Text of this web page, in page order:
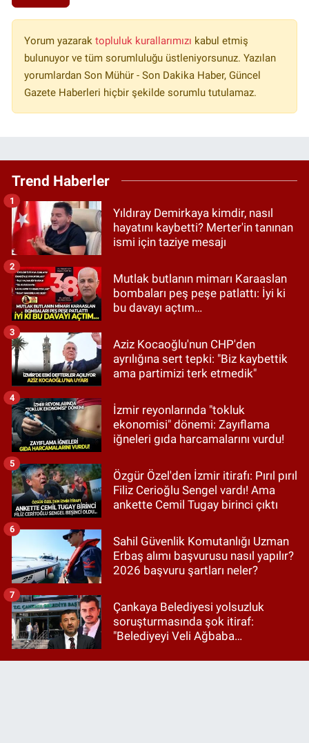
Yorum yazarak topluluk kurallarımızı kabul etmiş
bulunuyor ve tüm sorumluluğu üstleniyorsunuz. Yazılan
yorumlardan Son Mühür - Son Dakika Haber, Güncel
Gazete Haberleri hiçbir şekilde sorumlu tutulamaz.
Trend Haberler
Yıldıray Demirkaya kimdir, nasıl
hayatını kaybetti? Merter'in tanınan
ismi için taziye mesajı
1
Mutlak butlanın mimarı Karaaslan
bombaları peş peşe patlattı: İyi ki
bu davayı açtım…
2
Aziz Kocaoğlu'nun CHP'den
ayrılığına sert tepki: "Biz kaybettik
ama partimizi terk etmedik"
3
İzmir reyonlarında "tokluk
ekonomisi" dönemi: Zayıflama
iğneleri gıda harcamalarını vurdu!
4
Özgür Özel'den İzmir itirafı: Pırıl pırıl
Filiz Cerioğlu Sengel vardı! Ama
ankette Cemil Tugay birinci çıktı
5
Sahil Güvenlik Komutanlığı Uzman
Erbaş alımı başvurusu nasıl yapılır?
2026 başvuru şartları neler?
6
Çankaya Belediyesi yolsuzluk
soruşturmasında şok itiraf:
"Belediyeyi Veli Ağbaba
7